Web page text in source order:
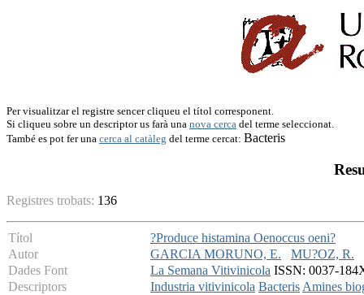
Per visualitzar el registre sencer cliqueu el títol corresponent.
Si cliqueu sobre un descriptor us farà una nova cerca del terme seleccionat.
També es pot fer una cerca al catàleg del terme cercat: Bacteris
Registres trobats: 136
Títol
?Produce histamina Oenoccus oeni?
Autor
GARCIA MORUNO, E.
MU?OZ, R.
Dades Font
La Semana Vitivinicola ISSN: 0037-
Descriptors
Industria vitivinicola BacterisAmines